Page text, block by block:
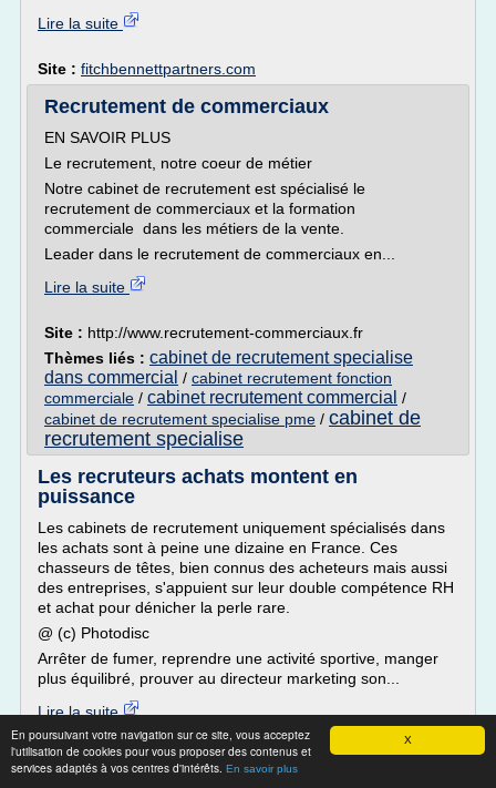
X
En poursuivant votre navigation sur ce site, vous acceptez
l'utilisation de cookies pour vous proposer des contenus et
services adaptés à vos centres d'intérêts. En savoir plus
Lire la suite
Site : fitchbennettpartners.com
Recrutement de commerciaux
EN SAVOIR PLUS
Le recrutement, notre coeur de métier
Notre cabinet de recrutement est spécialisé le
recrutement de commerciaux et la formation
commerciale dans les métiers de la vente.
Leader dans le recrutement de commerciaux en...
Lire la suite
Site : http://www.recrutement-commerciaux.fr
Thèmes liés : cabinet de recrutement specialise
dans commercial / cabinet recrutement fonction
commerciale / cabinet recrutement commercial /
cabinet de recrutement specialise pme / cabinet de
recrutement specialise
Les recruteurs achats montent en
puissance
Les cabinets de recrutement uniquement spécialisés dans
les achats sont à peine une dizaine en France. Ces
chasseurs de têtes, bien connus des acheteurs mais aussi
des entreprises, s'appuient sur leur double compétence RH
et achat pour dénicher la perle rare.
@ (c) Photodisc
Arrêter de fumer, reprendre une activité sportive, manger
plus équilibré, prouver au directeur marketing son...
Lire la suite
Site :http://www.decision-achats.fr